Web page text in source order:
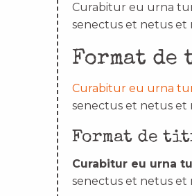
Curabitur eu urna
senectus et netus et
Format
Curabitur eu urna
senectus et netus et
Format de
Curabitur eu urna
senectus et netus et